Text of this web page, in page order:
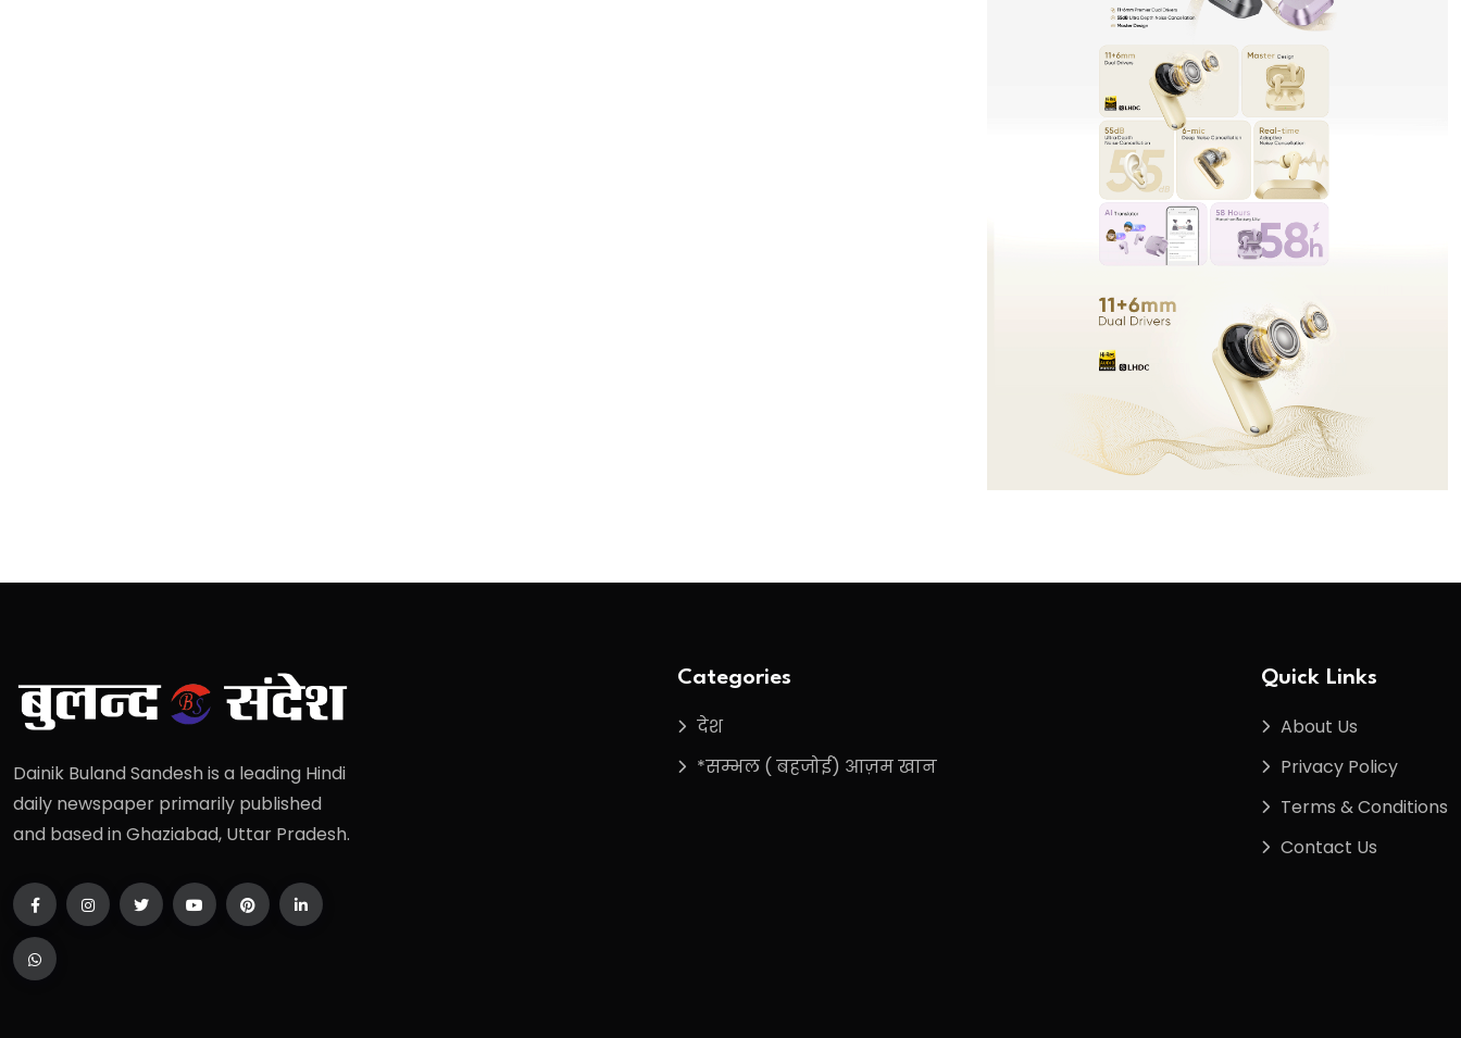
Dainik Buland Sandesh is a leading Hindi
daily newspaper primarily published
and based in Ghaziabad, Uttar Pradesh.
Categories
देश
*सम्भल ( बहजोई) आज़म खान
Quick Links
About Us
Privacy Policy
Terms & Conditions
Contact Us